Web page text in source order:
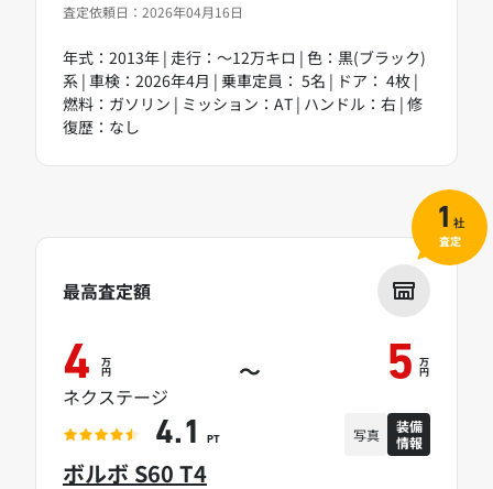
査定依頼日：2026年04月16日
年式：2013年 | 走行：～12万キロ | 色：黒(ブラック)
系 | 車検：2026年4月 | 乗車定員： 5名 | ドア： 4枚 |
燃料：ガソリン | ミッション：AT | ハンドル：右 | 修
復歴：なし
ボルボ S60 T4
最高査定額
4 万
円 ～ 5 万
円
ネクステージ
4.1 PT 写真
装備
情報
1 社
査定